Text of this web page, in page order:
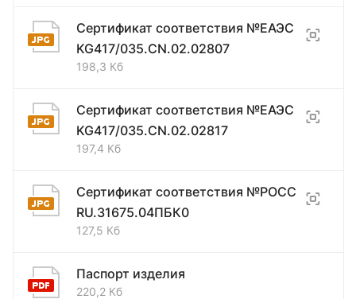
Сертификат соответствия №ЕАЭС
KG417/035.CN.02.02807
198,3 Кб
Сертификат соответствия №ЕАЭС
KG417/035.CN.02.02817
197,4 Кб
Сертификат соответствия №РОСС
RU.31675.04ПБК0
127,5 Кб
Паспорт изделия
220,2 Кб